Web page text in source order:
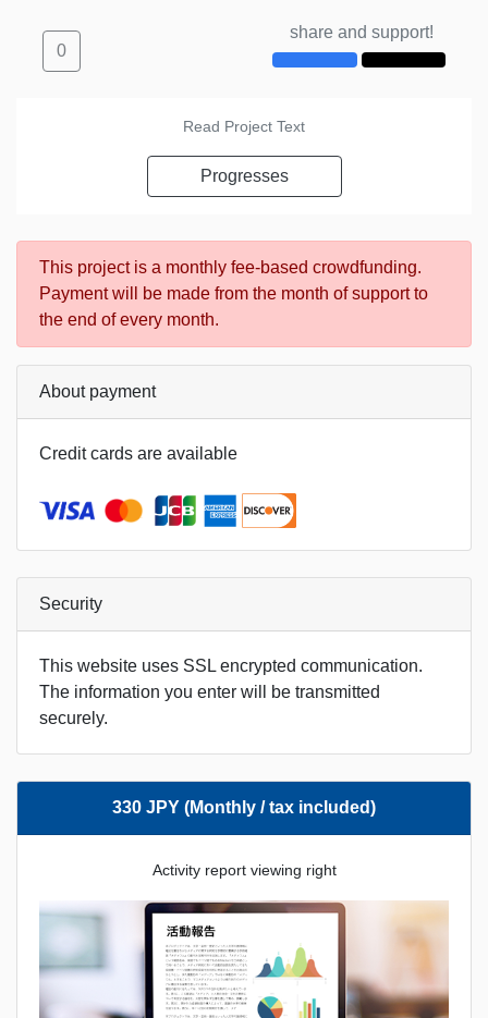
0
share and support!
Read Project Text
Progresses
This project is a monthly fee-based crowdfunding.
Payment will be made from the month of support to
the end of every month.
About payment
Credit cards are available
Security
This website uses SSL encrypted communication.
The information you enter will be transmitted
securely.
330 JPY (Monthly / tax included)
Activity report viewing right